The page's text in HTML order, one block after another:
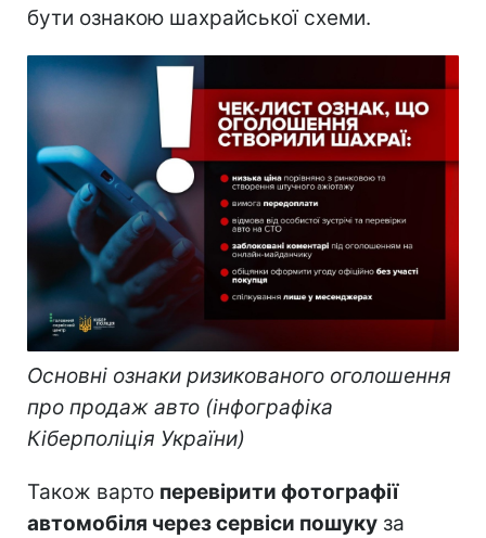
бути ознакою шахрайської схеми.
Основні ознаки ризикованого оголошення
про продаж авто (інфографіка
Кіберполіція України)
Також варто перевірити фотографії
автомобіля через сервіси пошуку за